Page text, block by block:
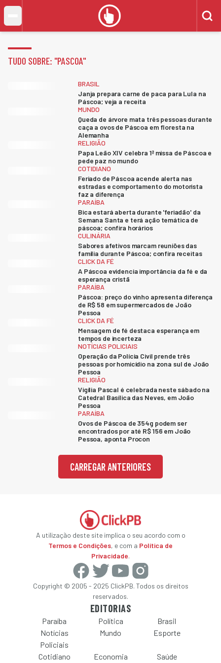
TUDO SOBRE: "PASCOA"
BRASIL
Janja prepara carne de paca para Lula na
Páscoa; veja a receita
MUNDO
Queda de árvore mata três pessoas durante
caça a ovos de Páscoa em floresta na
Alemanha
RELIGIÃO
Papa Leão XIV celebra 1ª missa de Páscoa e
pede paz no mundo
COTIDIANO
Feriado de Páscoa acende alerta nas
estradas e comportamento do motorista
faz a diferença
PARAÍBA
Bica estará aberta durante 'feriadão' da
Semana Santa e terá ação temática de
páscoa; confira horários
CULINÁRIA
Sabores afetivos marcam reuniões das
família durante Páscoa; confira receitas
CLICK DA FÉ
A Páscoa evidencia importância da fé e da
esperança cristã
PARAÍBA
Páscoa: preço do vinho apresenta diferença
de R$ 58 em supermercados de João
Pessoa
CLICK DA FÉ
Mensagem de fé destaca esperança em
tempos de incerteza
NOTÍCIAS POLICIAIS
Operação da Polícia Civil prende três
pessoas por homicídio na zona sul de João
Pessoa
RELIGIÃO
Vigília Pascal é celebrada neste sábado na
Catedral Basílica das Neves, em João
Pessoa
PARAÍBA
Ovos de Páscoa de 354g podem ser
encontrados por até R$ 156 em João
Pessoa, aponta Procon
CARREGAR ANTERIORES
A utilização deste site implica o seu acordo com o
Termos e Condições, e com a Política de
Privacidade.
Copyright © 2005 - 2025 ClickPB. Todos os direitos
reservados.
EDITORIAS
Paraíba Política
Brasil
Notícias
Policiais
Mundo Esporte
Cotidiano Economia Saúde